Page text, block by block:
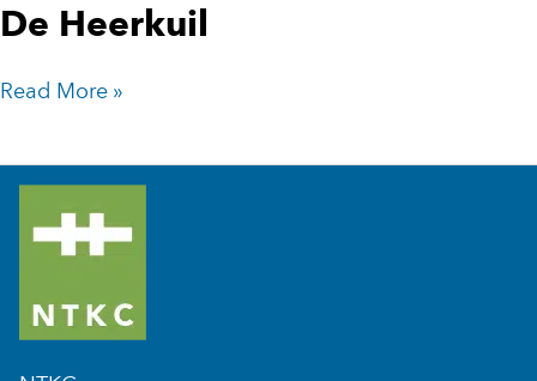
De Heerkuil
De
Heerkuil
Read More »